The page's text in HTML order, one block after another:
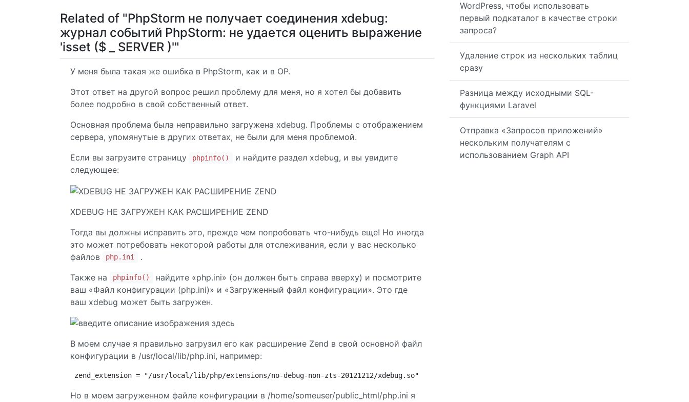
WordPress, чтобы использовать
первый подкаталог в качестве строки
запроса?
Удаление строк из нескольких таблиц
сразу
Разница между исходными SQL-
функциями Laravel
Отправка «Запросов приложений»
нескольким получателям с
использованием Graph API
Related of "PhpStorm не получает соединения xdebug:
журнал событий PhpStorm: не удается оценить выражение
'isset ($ _ SERVER )'"
У меня была такая же ошибка в PhpStorm, как и в OP.
Этот ответ на другой вопрос решил проблему для меня, но я хотел бы добавить
более подробно в свой собственный ответ.
Основная проблема была неправильно загружена xdebug. Проблемы с отображением
сервера, упомянутые в других ответах, не были для меня проблемой.
Если вы загрузите страницу
phpinfo()
и найдите раздел xdebug, и вы увидите
следующее:
XDEBUG НЕ ЗАГРУЖЕН КАК РАСШИРЕНИЕ ZEND
Тогда вы должны исправить это, прежде чем попробовать что-нибудь еще! Но иногда
это может потребовать некоторой работы для отслеживания, если у вас несколько
файлов
php.ini
.
Также на
phpinfo()
найдите «php.ini» (он должен быть справа вверху) и посмотрите
ваш «Файл конфигурации (php.ini)» и «Загруженный файл конфигурации». Это где
ваш xdebug может быть загружен.
В моем случае я правильно загрузил его как расширение Zend в свой основной файл
конфигурации в /usr/local/lib/php.ini, например:
zend_extension = "/usr/local/lib/php/extensions/no-debug-non-zts-20121212/xdebug.so"
Но в моем загруженном файле конфигурации в /home/someuser/public_html/php.ini я